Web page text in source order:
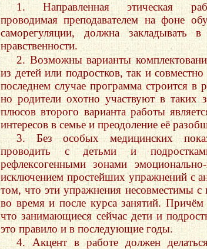
1. Направленная этическая
проводимая преподавателем на фоне
саморегуляции, должна закладывать
нравственности.
2. Возможны варианты
из детей или подростков, так и
последнем случае программа строится в
но родители охотно участвуют в таких
плюсов второго варианта работы
интересов в семье и преодоление её
3. Без особых медицинских
проводить с детьми и
рефлексогенными зонами
исключением простейших упражнений с
том, что эти упражнения несовместимы с
во время и после курса занятий. Причём
что занимающиеся сейчас дети и
это правило и в последующие годы.
4. Акцент в работе должен